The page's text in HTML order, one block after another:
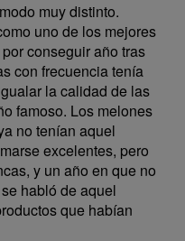
muy distinto.
uno de los mejores
conseguir año tras
con frecuencia tenía
la calidad de las
famoso. Los melones
no tenían aquel
excelentes, pero
y un año en que no
habló de aquel
que habían